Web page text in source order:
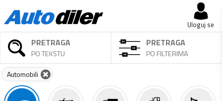
Uloguj se
PRETRAGA
PO TEKSTU
PRETRAGA
PO FILTERIMA
Automobili